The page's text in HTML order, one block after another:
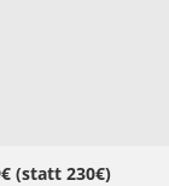
(statt 230€)